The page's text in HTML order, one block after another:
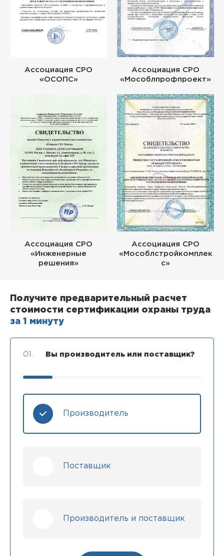
Ассоциация СРО
«ОСОПС»
Ассоциация СРО
«Мособлпрофпроект»
Ассоциация СРО
«Инженерные
решения»
Ассоциация СРО
«Мособлстройкомплек
с»
Получите предварительный расчет
стоимости сертификации охраны труда
за 1 минуту
01. Вы производитель или поставщик?
Производитель
Поставщик
Производитель и поставщик